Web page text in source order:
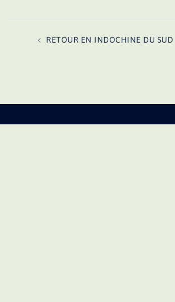
RETOUR EN INDOCHINE DU SUD